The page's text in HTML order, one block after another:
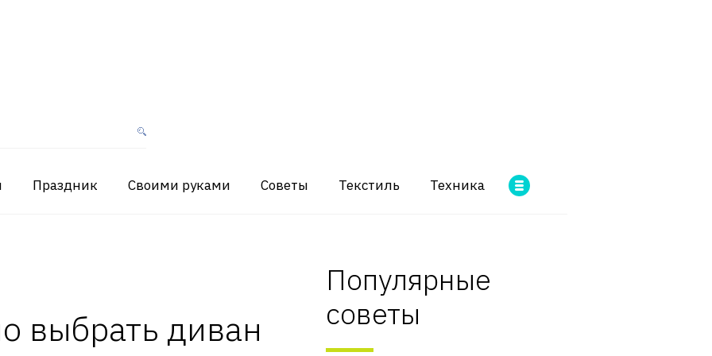
Праздник Своими руками Советы Текстиль Техника
выбрать диван
Популярные
советы